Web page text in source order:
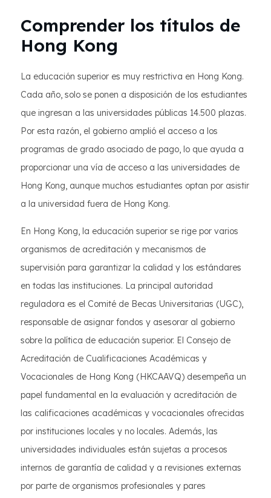
Comprender los títulos de
Hong Kong
La educación superior es muy restrictiva en Hong Kong.
Cada año, solo se ponen a disposición de los estudiantes
que ingresan a las universidades públicas 14.500 plazas.
Por esta razón, el gobierno amplió el acceso a los
programas de grado asociado de pago, lo que ayuda a
proporcionar una vía de acceso a las universidades de
Hong Kong, aunque muchos estudiantes optan por asistir
a la universidad fuera de Hong Kong.
En Hong Kong, la educación superior se rige por varios
organismos de acreditación y mecanismos de
supervisión para garantizar la calidad y los estándares
en todas las instituciones. La principal autoridad
reguladora es el Comité de Becas Universitarias (UGC),
responsable de asignar fondos y asesorar al gobierno
sobre la política de educación superior. El Consejo de
Acreditación de Cualificaciones Académicas y
Vocacionales de Hong Kong (HKCAAVQ) desempeña un
papel fundamental en la evaluación y acreditación de
las calificaciones académicas y vocacionales ofrecidas
por instituciones locales y no locales. Además, las
universidades individuales están sujetas a procesos
internos de garantía de calidad y a revisiones externas
por parte de organismos profesionales y pares